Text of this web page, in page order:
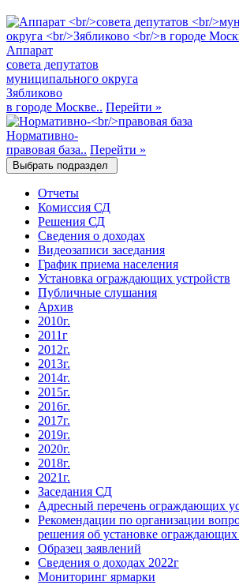
Аппарат
совета депутатов
муниципального округа
Зябликово
в городе Москве.. Перейти »
Нормативно-
правовая база.. Перейти »
Выбрать подраздел
Отчеты
Комиссия СД
Решения СД
Сведения о доходах
Видеозаписи заседания
График приема населения
Установка ограждающих устройств
Публичные слушания
Архив
2010г.
2011г
2012г.
2013г.
2014г.
2015г.
2016г.
2017г.
2019г.
2020г.
2018г.
2021г.
Заседания СД
Адресный перечень ограждающих
Рекомендации по организации
решения об установке ограждающих
Образец заявлений
Сведения о доходах 2022г
Мониторинг ярмарки